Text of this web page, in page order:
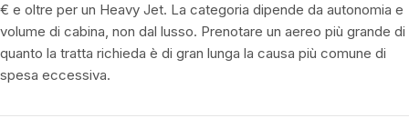
€ e oltre per un Heavy Jet. La categoria dipende da autonomia e
volume di cabina, non dal lusso. Prenotare un aereo più grande di
quanto la tratta richieda è di gran lunga la causa più comune di
spesa eccessiva.